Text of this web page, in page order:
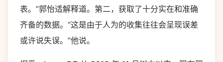
表。”郭怡适解释道。第二，获取了十分实在和准确
齐备的数据。“这是由于人为的收集往往会呈现误差
或许说失误。”他说。